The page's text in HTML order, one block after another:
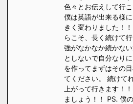
色々とお伝えして行
僕は英語が出来る様
きく変わりました！
らこそ、長く続けて
強がなかなか続かな
としないで自分なり
を作ってまずはその
てください。 続けて
上がって行きます！
ましょう！！ PS. 僕